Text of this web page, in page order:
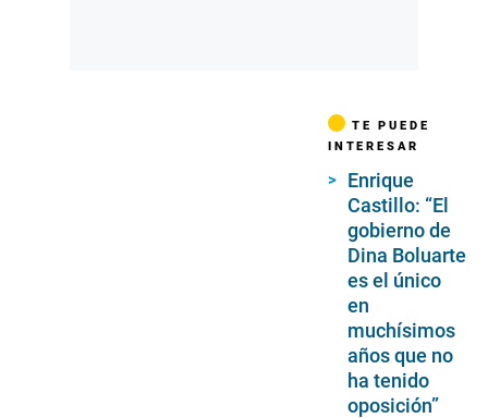
TE PUEDE
INTERESAR
Enrique
Castillo: “El
gobierno de
Dina Boluarte
es el único
en
muchísimos
años que no
ha tenido
oposición”